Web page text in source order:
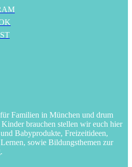
Familien in München und drum
brauchen stellen wir euch hier
Babyprodukte, Freizeitideen,
sowie Bildungsthemen zur